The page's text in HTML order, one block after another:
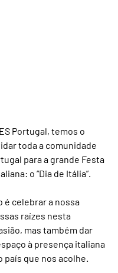
Portugal, temos o
toda a comunidade
para a grande Festa
o “Dia de Itália”.
é celebrar a nossa
raízes nesta
mas também dar
à presença italiana
que nos acolhe.